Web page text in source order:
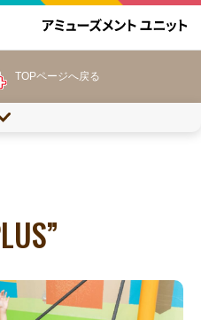
TOPページへ戻る